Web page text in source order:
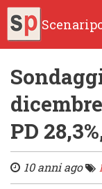
PD
10 anni ago